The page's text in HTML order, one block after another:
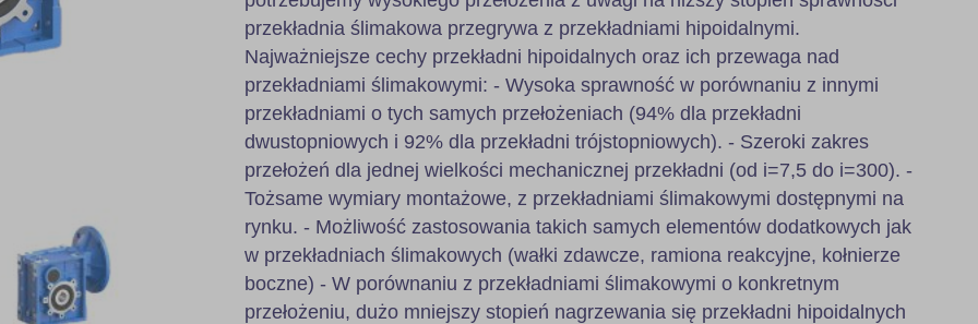
przekładnia ślimakowa przegrywa z przekładniami hipoidalnymi.
Najważniejsze cechy przekładni hipoidalnych oraz ich przewaga nad
przekładniami ślimakowymi: - Wysoka sprawność w porównaniu z innymi
przekładniami o tych samych przełożeniach (94% dla przekładni
dwustopniowych i 92% dla przekładni trójstopniowych). - Szeroki zakres
przełożeń dla jednej wielkości mechanicznej przekładni (od i=7,5 do i=300). -
Tożsame wymiary montażowe, z przekładniami ślimakowymi dostępnymi na
rynku. - Możliwość zastosowania takich samych elementów dodatkowych jak
w przekładniach ślimakowych (wałki zdawcze, ramiona reakcyjne, kołnierze
boczne) - W porównaniu z przekładniami ślimakowymi o konkretnym
przełożeniu, dużo mniejszy stopień nagrzewania się przekładni hipoidalnych